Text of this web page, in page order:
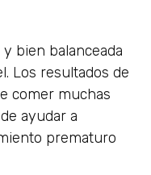
bien balanceada
Los resultados de
comer muchas
ayudar a
prematuro